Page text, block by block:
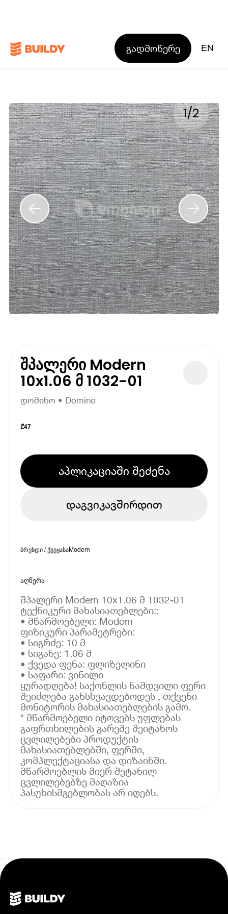
გადმოწერე EN
1/2
შპალერი Modern
10x1.06 მ 1032-01
დომინო • Domino
₾47
აპლიკაციაში შეძენა
დაგვიკავშირდით
ბრენდი / ქვეყანაModern
აღწერა
შპალერი Modern 10x1.06 მ 1032-01
ტექნიკური მახასიათებლები::
• მწარმოებელი: Modern
ფიზიკური პარამეტრები:
• სიგრძე: 10 მ
• სიგანე: 1.06 მ
• ქვედა ფენა: ფლიზელინი
• საფარი: ვინილი
ყურადღება! საქონლის ნამდვილი ფერი
შეიძლება განსხვავდებოდეს , თქვენი
მონიტორის მახასიათებლების გამო.
* მწარმოებელი იტოვებს უფლებას
გაფრთხილების გარეშე შეიტანოს
ცვლილებები პროდუქტის
მახასიათებლებში, ფერში,
კომპლექტაციასა და დიზაინში.
მწარმოებლის მიერ შეტანილ
ცვლილებებზე მაღაზია
პასუხისმგებლობას არ იღებს.